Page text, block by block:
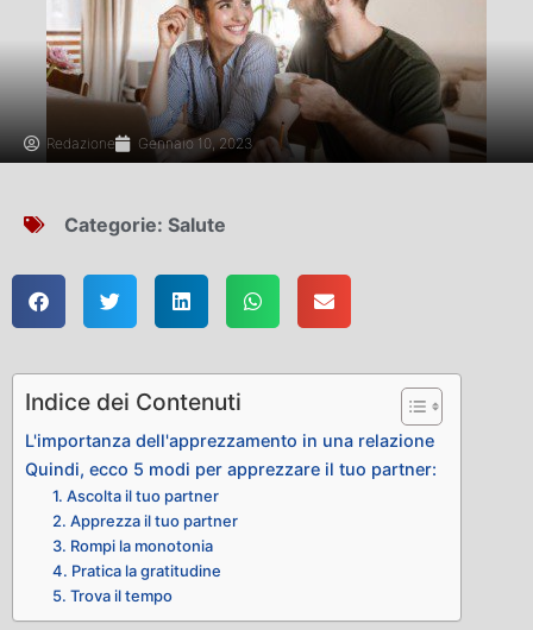
Redazione Gennaio 10, 2023
Categorie: Salute
Indice dei Contenuti
L'importanza dell'apprezzamento in una relazione
Quindi, ecco 5 modi per apprezzare il tuo partner:
1. Ascolta il tuo partner
2. Apprezza il tuo partner
3. Rompi la monotonia
4. Pratica la gratitudine
5. Trova il tempo